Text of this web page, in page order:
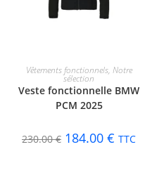
CHOIX DES OPTIONS
Vêtements fonctionnels, Notre
sélection
Veste fonctionnelle BMW
PCM 2025
230.00€ 184.00 € TTC